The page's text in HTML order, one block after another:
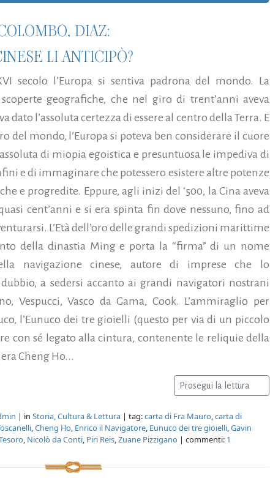
DIAZ:
LI ANTICIPÒ?
secolo l’Europa si sentiva padrona del mondo. La
geografiche, che nel giro di trent’anni aveva
dato l’assoluta certezza di essere al centro della Terra. E
del mondo, l’Europa si poteva ben considerare il cuore
di miopia egoistica e presuntuosa le impediva di
e di immaginare che potessero esistere altre potenze
e progredite. Eppure, agli inizi del ‘500, la Cina aveva
cent’anni e si era spinta fin dove nessuno, fino ad
L’Età dell’oro delle grandi spedizioni marittime
della dinastia Ming e porta la “firma” di un nome
navigazione cinese, autore di imprese che lo
a sedersi accanto ai grandi navigatori nostrani
Vespucci, Vasco da Gama, Cook. L’ammiraglio per
l’Eunuco dei tre gioielli (questo per via di un piccolo
con sé legato alla cintura, contenente le reliquie della
Cheng Ho...
Prosegui la lettura
| in Storia, Cultura & Lettura | tag:carta di Fra Mauro,carta di
,Cheng Ho, Enrico il Navigatore, Eunuco dei tre gioielli,Gavin
, Nicolò da Conti, Piri Reis,Zuane Pizzigano | commenti: 1